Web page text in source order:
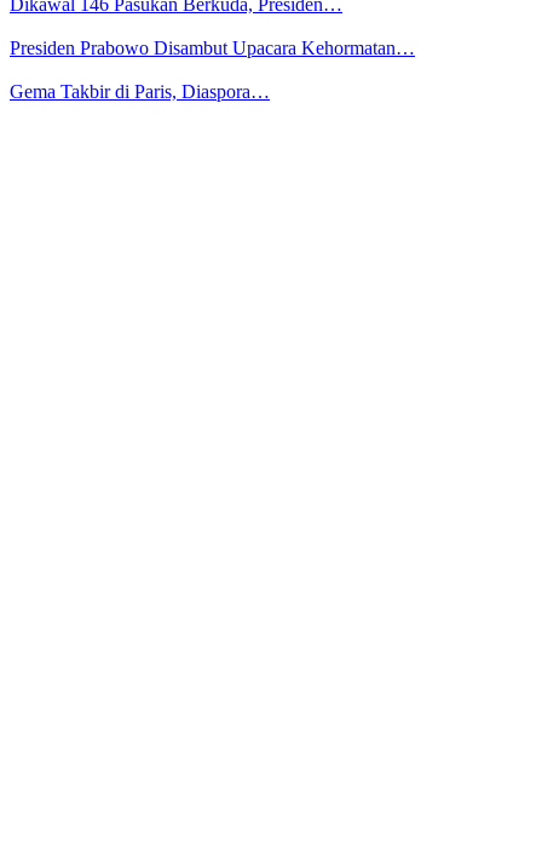
Dikawal 146 Pasukan Berkuda, Presiden…
Presiden Prabowo Disambut Upacara Kehormatan…
Gema Takbir di Paris, Diaspora…